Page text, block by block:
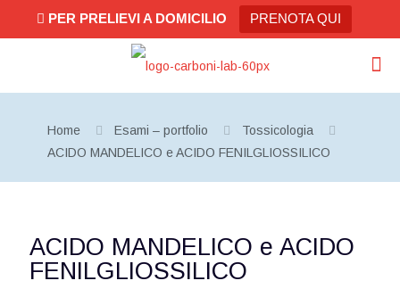
PER PRELIEVI A DOMICILIO PRENOTA QUI
Home Esami – portfolio
Tossicologia
ACIDO MANDELICO e ACIDO FENILGLIOSSILICO
ACIDO MANDELICO e ACIDO
FENILGLIOSSILICO